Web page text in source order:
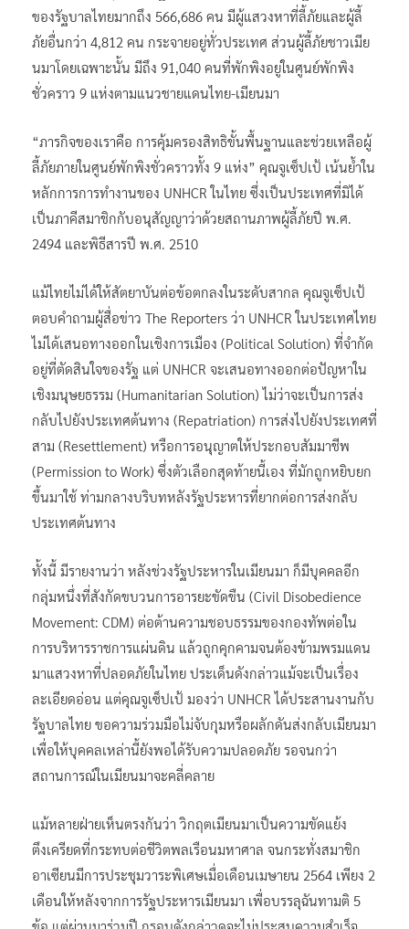
ของรัฐบาลไทยมากถึง 566,686 คน มีผู้แสวงหาที่ลี้ภัยและผู้ลี้
ภัยอื่นกว่า 4,812 คน กระจายอยู่ทั่วประเทศ ส่วนผู้ลี้ภัยชาวเมีย
นมาโดยเฉพาะนั้น มีถึง 91,040 คนที่พักพิงอยู่ในศูนย์พักพิง
ชั่วคราว 9 แห่งตามแนวชายแดนไทย-เมียนมา
“ภารกิจของเราคือ การคุ้มครองสิทธิขั้นพื้นฐานและช่วยเหลือผู้
ลี้ภัยภายในศูนย์พักพิงชั่วคราวทั้ง 9 แห่ง” คุณจูเซ็ปเป้ เน้นย้ำใน
หลักการการทำงานของ UNHCR ในไทย ซึ่งเป็นประเทศที่มิได้
เป็นภาคีสมาชิกกับอนุสัญญาว่าด้วยสถานภาพผู้ลี้ภัยปี พ.ศ.
2494 และพิธีสารปี พ.ศ. 2510
แม้ไทยไม่ได้ให้สัตยาบันต่อข้อตกลงในระดับสากล คุณจูเซ็ปเป้
ตอบคำถามผู้สื่อข่าว The Reporters ว่า UNHCR ในประเทศไทย
ไม่ได้เสนอทางออกในเชิงการเมือง (Political Solution) ที่จำกัด
อยู่ที่ตัดสินใจของรัฐ แต่ UNHCR จะเสนอทางออกต่อปัญหาใน
เชิงมนุษยธรรม (Humanitarian Solution) ไม่ว่าจะเป็นการส่ง
กลับไปยังประเทศต้นทาง (Repatriation) การส่งไปยังประเทศที่
สาม (Resettlement) หรือการอนุญาตให้ประกอบสัมมาชีพ
(Permission to Work) ซึ่งตัวเลือกสุดท้ายนี้เอง ที่มักถูกหยิบยก
ขึ้นมาใช้ ท่ามกลางบริบทหลังรัฐประหารที่ยากต่อการส่งกลับ
ประเทศต้นทาง
ทั้งนี้ มีรายงานว่า หลังช่วงรัฐประหารในเมียนมา ก็มีบุคคลอีก
กลุ่มหนึ่งที่สังกัดขบวนการอารยะขัดขืน (Civil Disobedience
Movement: CDM) ต่อต้านความชอบธรรมของกองทัพต่อใน
การบริหารราชการแผ่นดิน แล้วถูกคุกคามจนต้องข้ามพรมแดน
มาแสวงหาที่ปลอดภัยในไทย ประเด็นดังกล่าวแม้จะเป็นเรื่อง
ละเอียดอ่อน แต่คุณจูเซ็ปเป้ มองว่า UNHCR ได้ประสานงานกับ
รัฐบาลไทย ขอความร่วมมือไม่จับกุมหรือผลักดันส่งกลับเมียนมา
เพื่อให้บุคคลเหล่านี้ยังพอได้รับความปลอดภัย รอจนกว่า
สถานการณ์ในเมียนมาจะคลี่คลาย
แม้หลายฝ่ายเห็นตรงกันว่า วิกฤตเมียนมาเป็นความขัดแย้ง
ตึงเครียดที่กระทบต่อชีวิตพลเรือนมหาศาล จนกระทั่งสมาชิก
อาเซียนมีการประชุมวาระพิเศษเมื่อเดือนเมษายน 2564 เพียง 2
เดือนให้หลังจากการรัฐประหารเมียนมา เพื่อบรรลุฉันทามติ 5